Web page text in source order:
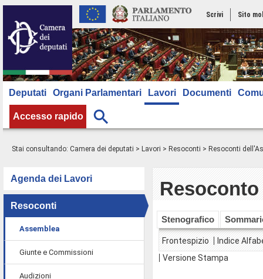
Scrivi Sito
Deputati Organi Parlamentari Lavori Documenti
Accesso rapido
Stai consultando: Camera dei deputati > Lavori > Resoconti > Resoconti
Agenda dei Lavori
Resoconti
Assemblea
Giunte e Commissioni
Audizioni
Stenografico
Frontespizio
Indice
Versione Stampa